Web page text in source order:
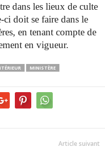
dans les lieux de culte
ci doit se faire dans le
en tenant compte de
en vigueur.
MINISTÈRE
Article suivant